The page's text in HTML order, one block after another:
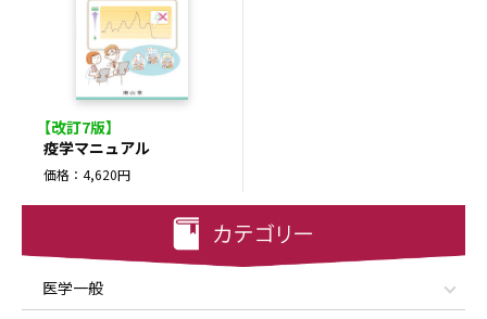
医学一般
【改訂7版】
疫学マニュアル
価格：4,620円